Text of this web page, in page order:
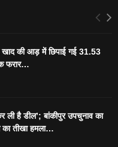
खाद की आड़ में छिपाई गई 31.53
फरार…
है डील’; बांकीपुर उपचुनाव का
तीखा हमला…